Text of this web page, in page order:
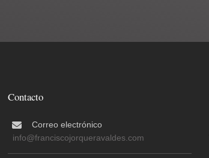
Contacto
Correo electrónico
info@franciscojorqueravaldes.com